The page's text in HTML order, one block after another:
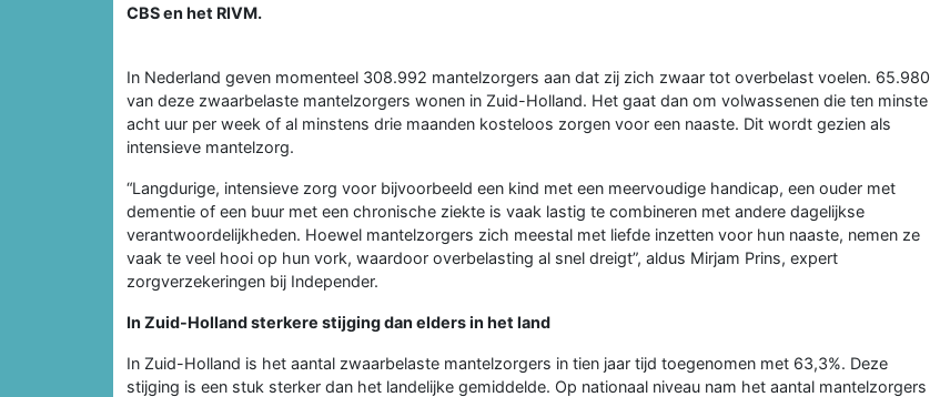
CBS en het RIVM.
In Nederland geven momenteel 308.992 mantelzorgers aan dat zij zich zwaar tot overbelast voelen. 65.980
van deze zwaarbelaste mantelzorgers wonen in Zuid-Holland. Het gaat dan om volwassenen die ten minste
acht uur per week of al minstens drie maanden kosteloos zorgen voor een naaste. Dit wordt gezien als
intensieve mantelzorg.
“Langdurige, intensieve zorg voor bijvoorbeeld een kind met een meervoudige handicap, een ouder met
dementie of een buur met een chronische ziekte is vaak lastig te combineren met andere dagelijkse
verantwoordelijkheden. Hoewel mantelzorgers zich meestal met liefde inzetten voor hun naaste, nemen ze
vaak te veel hooi op hun vork, waardoor overbelasting al snel dreigt”, aldus Mirjam Prins, expert
zorgverzekeringen bij Independer.
In Zuid-Holland sterkere stijging dan elders in het land
In Zuid-Holland is het aantal zwaarbelaste mantelzorgers in tien jaar tijd toegenomen met 63,3%. Deze
stijging is een stuk sterker dan het landelijke gemiddelde. Op nationaal niveau nam het aantal mantelzorgers